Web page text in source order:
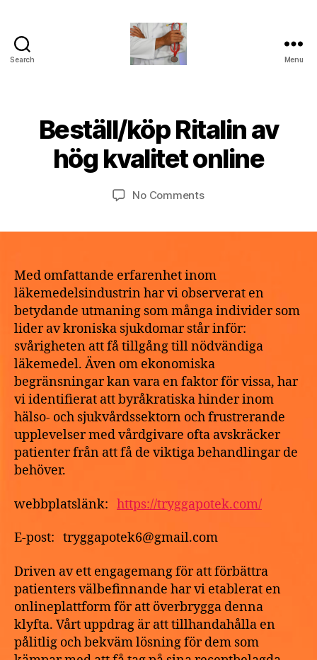
Search Menu
Categories
I
Beställ/köp Ritalin av
hög kvalitet online
B
y
a
p
t
M
a
y
2
2
2
No Commentson
kvalitet
online
Med omfattande erfarenhet inom
läkemedelsindustrin har vi observerat en
betydande utmaning som många individer som
lider av kroniska sjukdomar står inför:
svårigheten att få tillgång till nödvändiga
läkemedel. Även om ekonomiska
begränsningar kan vara en faktor för vissa, har
vi identifierat att byråkratiska hinder inom
hälso- och sjukvårdssektorn och frustrerande
upplevelser med vårdgivare ofta avskräcker
patienter från att få de viktiga behandlingar de
behöver.
webbplatslänk: https://tryggapotek.com/
E-post: tryggapotek6@gmail.com
Driven av ett engagemang för att förbättra
patienters välbefinnande har vi etablerat en
onlineplattform för att överbrygga denna
klyfta. Vårt uppdrag är att tillhandahålla en
pålitlig och bekväm lösning för dem som